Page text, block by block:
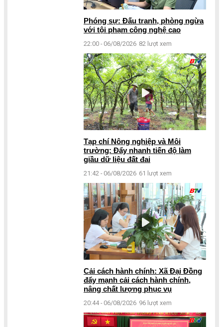
Phóng sự: Đấu tranh, phòng ngừa
với tội phạm công nghệ cao
22:00 - 06/08/2026 82 lượt xem
Tạp chí Nông nghiệp và Môi
trường: Đẩy nhanh tiến độ làm
giầu dữ liệu đất đai
21:42 - 06/08/2026 61 lượt xem
Cải cách hành chính: Xã Đại Đồng
đẩy mạnh cải cách hành chính,
nâng chất lượng phục vụ
20:44 - 06/08/2026 96 lượt xem